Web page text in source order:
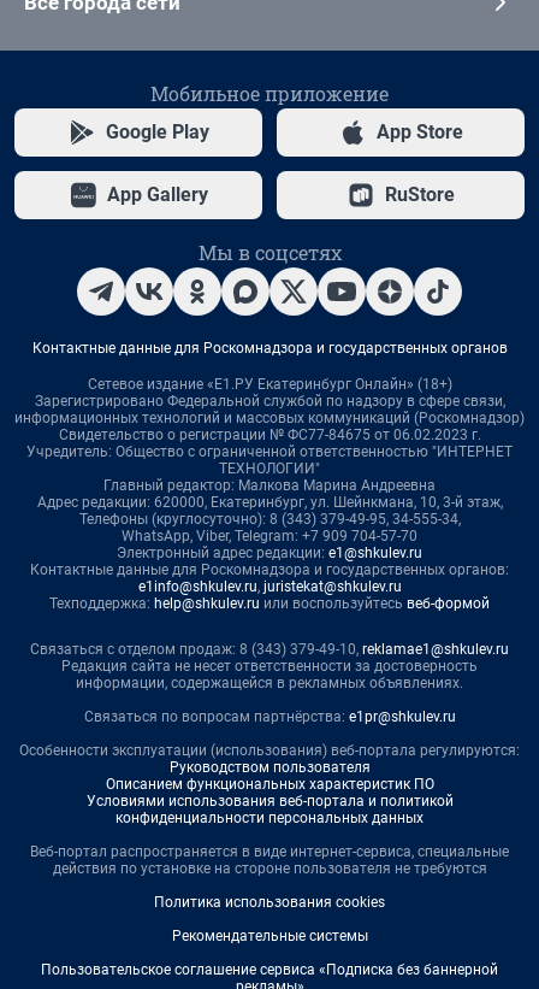
Мобильное приложение
Google Play App Store
App Gallery RuStore
Мы в соцсетях
Контактные данные для Роскомнадзора и государственных органов
Сетевое издание «Е1.РУ Екатеринбург Онлайн» (18+)
Зарегистрировано Федеральной службой по надзору в сфере связи,
информационных технологий и массовых коммуникаций (Роскомнадзор)
Свидетельство о регистрации № ФС77-84675 от 06.02.2023 г.
Учредитель: Общество с ограниченной ответственностью "ИНТЕРНЕТ
ТЕХНОЛОГИИ"
Главный редактор: Малкова Марина Андреевна
Адрес редакции: 620000, Екатеринбург, ул. Шейнкмана, 10, 3-й этаж,
Телефоны (круглосуточно): 8 (343) 379-49-95, 34-555-34,
WhatsApp, Viber, Telegram: +7 909 704-57-70
Электронный адрес редакции: e1@shkulev.ru
Контактные данные для Роскомнадзора и государственных органов:
e1info@shkulev.ru, juristekat@shkulev.ru
Техподдержка: help@shkulev.ru или воспользуйтесь веб-формой
Связаться с отделом продаж: 8 (343) 379-49-10, reklamae1@shkulev.ru
Редакция сайта не несет ответственности за достоверность
информации, содержащейся в рекламных объявлениях.
Связаться по вопросам партнёрства: e1pr@shkulev.ru
Особенности эксплуатации (использования) веб-портала регулируются:
Руководством пользователя
Описанием функциональных характеристик ПО
Условиями использования веб-портала и политикой
конфиденциальности персональных данных
Веб-портал распространяется в виде интернет-сервиса, специальные
действия по установке на стороне пользователя не требуются
Политика использования cookies
Рекомендательные системы
Пользовательское соглашение сервиса «Подписка без баннерной